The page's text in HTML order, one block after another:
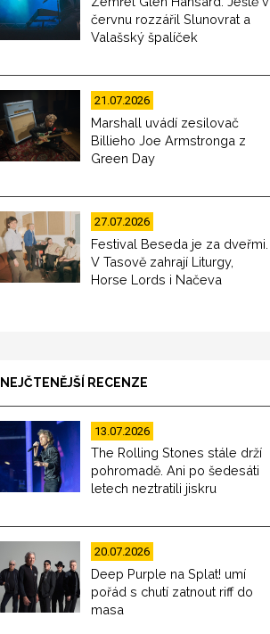
červnu rozzářil Slunovrat a
Valašský špalíček
21.07.2026
Marshall uvádí zesilovač
Billieho Joe Armstronga z
Green Day
27.07.2026
Festival Beseda je za dveřmi.
V Tasově zahrají Liturgy,
Horse Lords i Načeva
NEJČTENĚJŠÍ RECENZE
13.07.2026
The Rolling Stones stále drží
pohromadě. Ani po šedesáti
letech neztratili jiskru
20.07.2026
Deep Purple na Splat! umí
pořád s chutí zatnout riff do
masa